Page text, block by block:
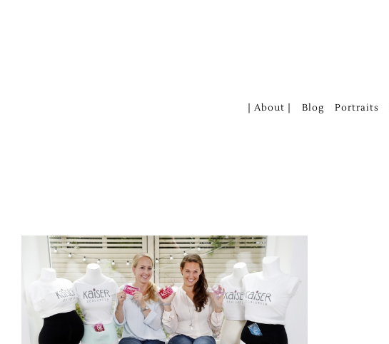
| About | Blog Portraits